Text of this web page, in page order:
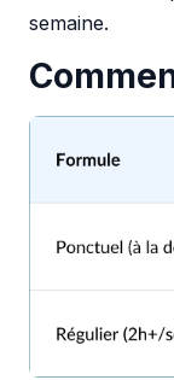
semaine.